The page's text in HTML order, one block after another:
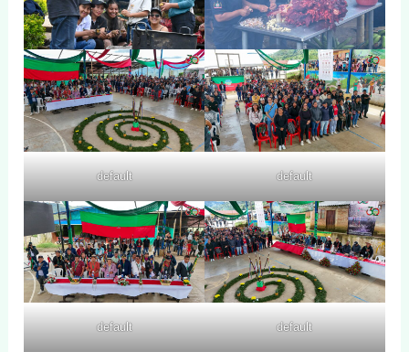
default default
default default